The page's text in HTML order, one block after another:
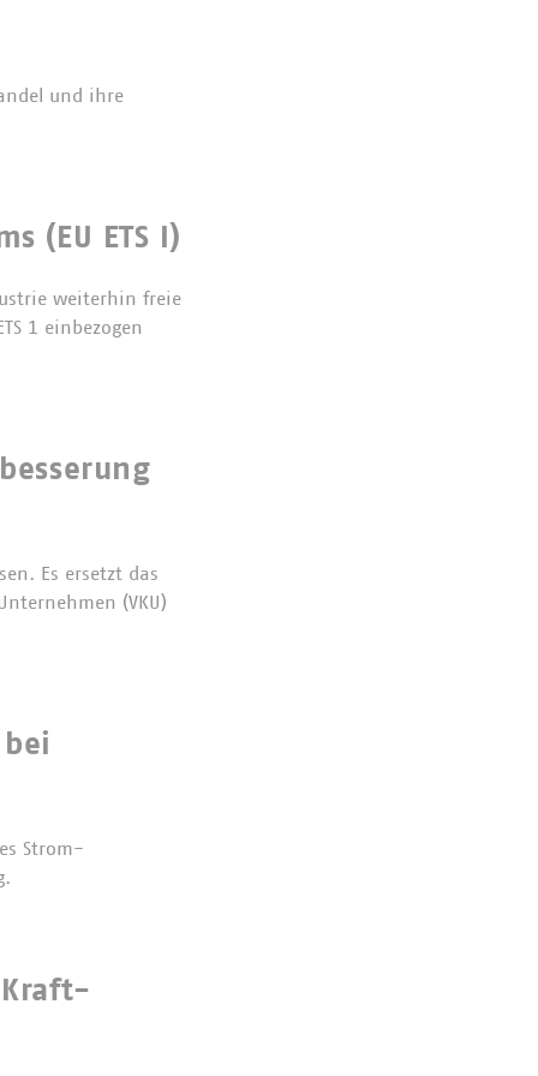
und ihre
(EU ETS I)
weiterhin freie
1 einbezogen
Es ersetzt das
(VKU)
Strom-
Kraft-